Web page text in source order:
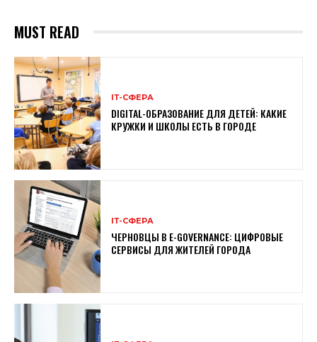
MUST READ
ІТ-СФЕРА
DIGITAL-ОБРАЗОВАНИЕ ДЛЯ ДЕТЕЙ: КАКИЕ
КРУЖКИ И ШКОЛЫ ЕСТЬ В ГОРОДЕ
ІТ-СФЕРА
ЧЕРНОВЦЫ В E-GOVERNANCE: ЦИФРОВЫЕ
СЕРВИСЫ ДЛЯ ЖИТЕЛЕЙ ГОРОДА